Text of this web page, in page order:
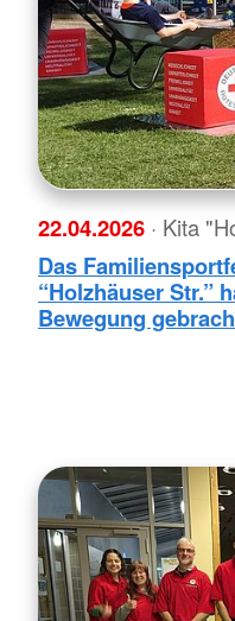
22.04.2026 · Kita
Das
“Holzhäuser Str.”
Bewegung